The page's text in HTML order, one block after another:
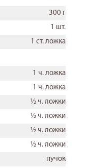
300 г
1 шт.
1 ст. ложка
1 ч. ложка
1 ч. ложка
½ ч. ложки
½ ч. ложки
½ ч. ложки
½ ч. ложки
пучок